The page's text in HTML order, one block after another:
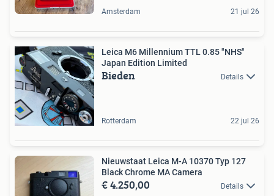
Amsterdam 21 jul 26
Leica M6 Millennium TTL 0.85 "NHS"
Japan Edition Limited
Bieden Details
Rotterdam 22 jul 26
Nieuwstaat Leica M-A 10370 Typ 127
Black Chrome MA Camera
€ 4.250,00 Details